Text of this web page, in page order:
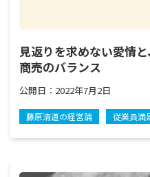
見返りを求めない愛情
商売のバランス
公開日： 2022年7月2日
藤原清道の経営論 従業員満